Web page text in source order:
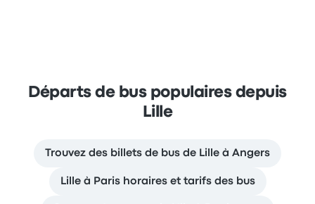
Départs de bus populaires depuis
Lille
Trouvez des billets de bus de Lille à Angers
Lille à Paris horaires et tarifs des bus